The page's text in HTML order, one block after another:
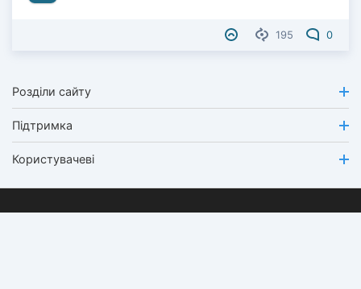
195 0
Розділи сайту
Підтримка
Користувачеві